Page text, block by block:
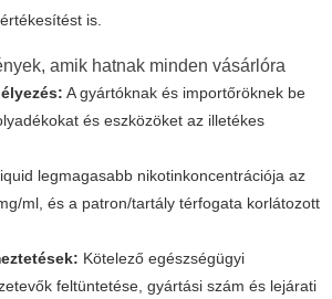
is.
amik hatnak minden vásárlóra
A gyártóknak és importőröknek be
és eszközöket az illetékes
legmagasabb nikotinkoncentrációja az
ml, és a patron/tartály térfogata korlátozott
Kötelező egészségügyi
feltüntetése, gyártási szám és lejárati